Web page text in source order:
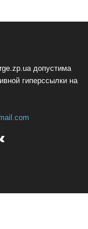
допустима
гиперссылки на